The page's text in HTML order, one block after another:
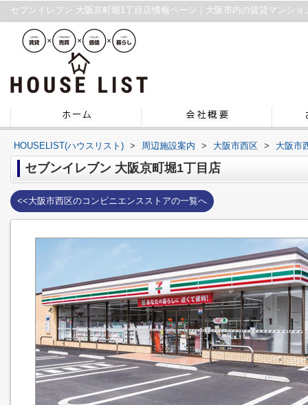
セブンイレブン 大阪京町堀1丁目店情報ページ｜大阪市内の賃貸マンショ
HOUSELIST(ハウスリスト) > 周辺施設案内 > 大阪市西区 > 大阪市
セブンイレブン 大阪京町堀1丁目店
<<大阪市西区のコンビニエンスストアの一覧へ